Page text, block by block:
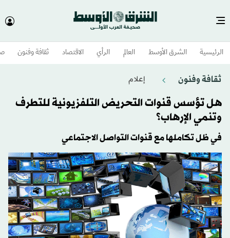
الرئيسية الشرق الأوسط​ العالم الرأي الاقتصاد ثقافة وفنون
ثقافة وفنون إعلام
هل تؤسس قنوات التحريض التلفزيونية للتطرف
وتنمي الإرهاب؟
في ظل تكاملها مع قنوات التواصل الاجتماعي